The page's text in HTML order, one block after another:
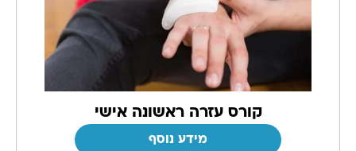
קורס עזרה ראשונה אישי
מידע נוסף